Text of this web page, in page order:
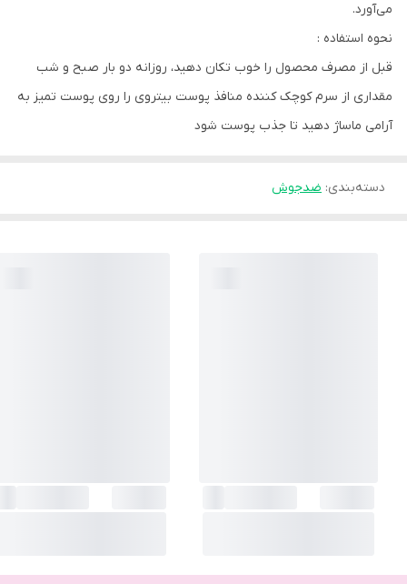
می‌آورد.
نحوه استفاده :
قبل از مصرف محصول را خوب تکان دهید، روزانه دو بار صبح و شب
مقداری از سرم کوچک کننده منافذ پوست بیتروی را روی پوست تمیز به
آرامی ماساژ دهید تا جذب پوست شود
دسته‌بندی: ضدجوش